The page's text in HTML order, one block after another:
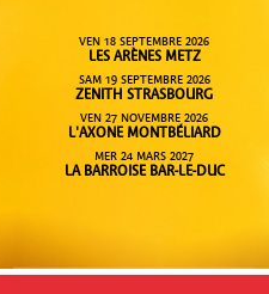
VEN 18 SEPTEMBRE 2026
LES ARÈNES METZ
SAM 19 SEPTEMBRE 2026
ZENITH STRASBOURG
VEN 27 NOVEMBRE 2026
L'AXONE MONTBÉLIARD
MER 24 MARS 2027
LA BARROISE BAR-LE-DUC